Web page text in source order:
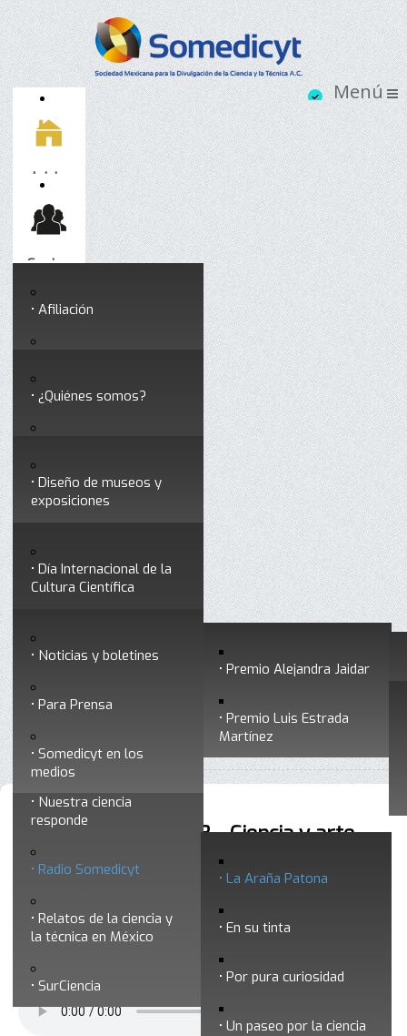
Inicio
Socios
Afiliación
Testimonios
Socios vigentes
Somedicyt
¿Quiénes somos?
Consejo Directivo
profesionales
Premios a divulgadores Premio Alejandra Jaidar
Premio Luis Estrada
Martínez
Servicios
Diseño de museos y
exposiciones
formar divulgadores
Día Internacional de la
Cultura Científica
Ciencia y Tecnología
Nuestra ciencia
responde
Radio Somedicyt La Araña Patona
En su tinta
Por pura curiosidad
Un paseo por la ciencia
Relatos de la ciencia y
la técnica en México
SurCiencia
Noticias y boletines
Para Prensa
Somedicyt en los
medios
Contacto
Radio Somedicyt •
La Araña Patona
La araña patona 258 - Ciencia y arte
La araña patona 258 - Ciencia y arte